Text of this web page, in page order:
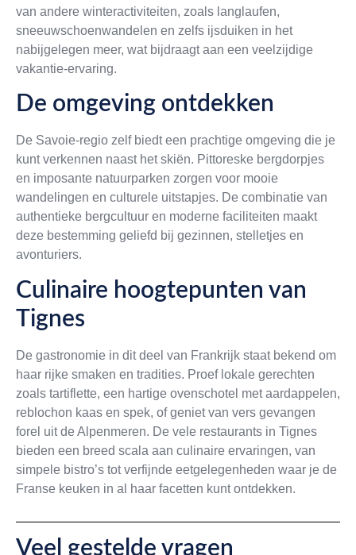
van andere winteractiviteiten, zoals langlaufen,
sneeuwschoenwandelen en zelfs ijsduiken in het
nabijgelegen meer, wat bijdraagt aan een veelzijdige
vakantie-ervaring.
De omgeving ontdekken
De Savoie-regio zelf biedt een prachtige omgeving die je
kunt verkennen naast het skiën. Pittoreske bergdorpjes
en imposante natuurparken zorgen voor mooie
wandelingen en culturele uitstapjes. De combinatie van
authentieke bergcultuur en moderne faciliteiten maakt
deze bestemming geliefd bij gezinnen, stelletjes en
avonturiers.
Culinaire hoogtepunten van
Tignes
De gastronomie in dit deel van Frankrijk staat bekend om
haar rijke smaken en tradities. Proef lokale gerechten
zoals tartiflette, een hartige ovenschotel met aardappelen,
reblochon kaas en spek, of geniet van vers gevangen
forel uit de Alpenmeren. De vele restaurants in Tignes
bieden een breed scala aan culinaire ervaringen, van
simpele bistro’s tot verfijnde eetgelegenheden waar je de
Franse keuken in al haar facetten kunt ontdekken.
Veel gestelde vragen